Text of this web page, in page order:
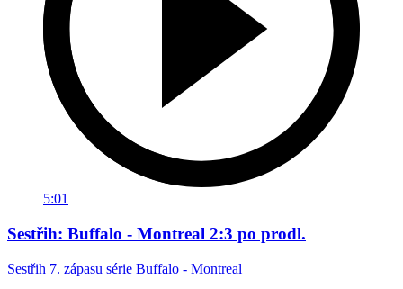
5:01
Sestřih: Buffalo - Montreal 2:3 po prodl.
Sestřih 7. zápasu série Buffalo - Montreal